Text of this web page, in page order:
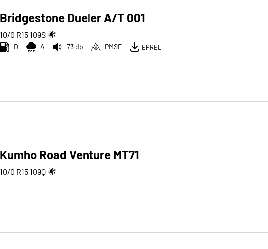
Bridgestone Dueler A/T 001
10/0 R15 109S
D A 73 db PMSF EPREL
Kumho Road Venture MT71
10/0 R15 109Q